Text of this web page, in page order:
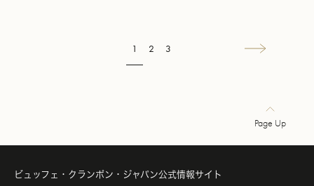
1 2 3
→
Page Up
ビュッフェ・クランポン・ジャパン公式情報サイト